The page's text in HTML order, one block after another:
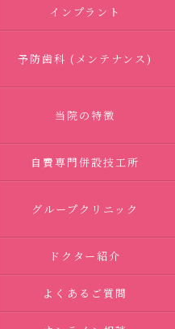
インプラント
予防歯科 (メンテナンス)
当院の特徴
自費専門併設技工所
グループクリニック
ドクター紹介
よくあるご質問